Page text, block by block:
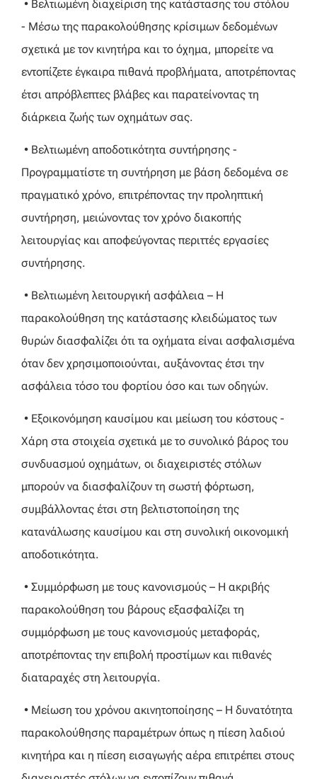
• Βελτιωμένη διαχείριση της κατάστασης του στόλου
- Μέσω της παρακολούθησης κρίσιμων δεδομένων
σχετικά με τον κινητήρα και το όχημα, μπορείτε να
εντοπίζετε έγκαιρα πιθανά προβλήματα, αποτρέποντας
έτσι απρόβλεπτες βλάβες και παρατείνοντας τη
διάρκεια ζωής των οχημάτων σας.
• Βελτιωμένη αποδοτικότητα συντήρησης -
Προγραμματίστε τη συντήρηση με βάση δεδομένα σε
πραγματικό χρόνο, επιτρέποντας την προληπτική
συντήρηση, μειώνοντας τον χρόνο διακοπής
λειτουργίας και αποφεύγοντας περιττές εργασίες
συντήρησης.
• Βελτιωμένη λειτουργική ασφάλεια – Η
παρακολούθηση της κατάστασης κλειδώματος των
θυρών διασφαλίζει ότι τα οχήματα είναι ασφαλισμένα
όταν δεν χρησιμοποιούνται, αυξάνοντας έτσι την
ασφάλεια τόσο του φορτίου όσο και των οδηγών.
• Εξοικονόμηση καυσίμου και μείωση του κόστους -
Χάρη στα στοιχεία σχετικά με το συνολικό βάρος του
συνδυασμού οχημάτων, οι διαχειριστές στόλων
μπορούν να διασφαλίζουν τη σωστή φόρτωση,
συμβάλλοντας έτσι στη βελτιστοποίηση της
κατανάλωσης καυσίμου και στη συνολική οικονομική
αποδοτικότητα.
• Συμμόρφωση με τους κανονισμούς – Η ακριβής
παρακολούθηση του βάρους εξασφαλίζει τη
συμμόρφωση με τους κανονισμούς μεταφοράς,
αποτρέποντας την επιβολή προστίμων και πιθανές
διαταραχές στη λειτουργία.
• Μείωση του χρόνου ακινητοποίησης – Η δυνατότητα
παρακολούθησης παραμέτρων όπως η πίεση λαδιού
κινητήρα και η πίεση εισαγωγής αέρα επιτρέπει στους